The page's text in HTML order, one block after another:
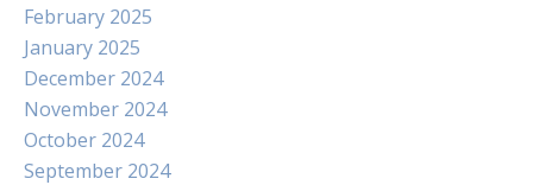
February 2025
January 2025
December 2024
November 2024
October 2024
September 2024